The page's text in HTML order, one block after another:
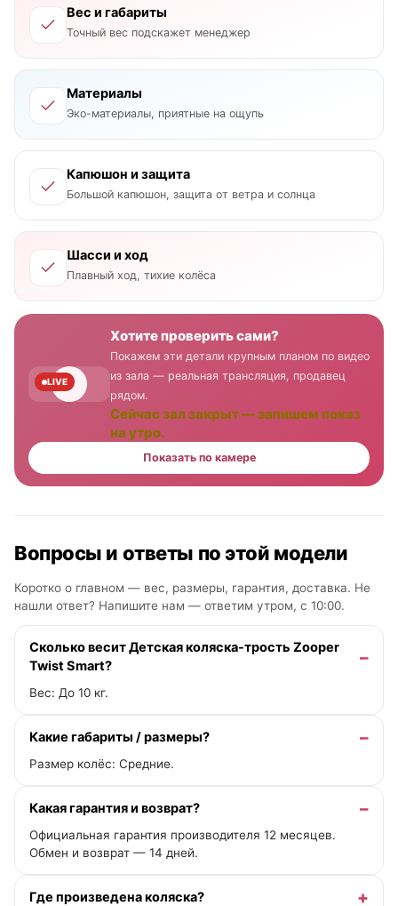
Вес и габариты
Точный вес подскажет менеджер
Материалы
Эко-материалы, приятные на ощупь
Капюшон и защита
Большой капюшон, защита от ветра и солнца
Шасси и ход
Плавный ход, тихие колёса
LIVE
Хотите проверить сами?
Покажем эти детали крупным планом по видео
из зала — реальная трансляция, продавец
рядом.
Сейчас зал закрыт — запишем показ
на утро.
Показать по камере
Вопросы и ответы по этой модели
Коротко о главном — вес, размеры, гарантия, доставка. Не
нашли ответ? Напишите нам — ответим утром, с 10:00.
Сколько весит Детская коляска-трость Zooper
Twist Smart?
Вес: До 10 кг.
Какие габариты / размеры?
Размер колёс: Средние.
Какая гарантия и возврат?
Официальная гарантия производителя 12 месяцев.
Обмен и возврат — 14 дней.
Где произведена коляска?